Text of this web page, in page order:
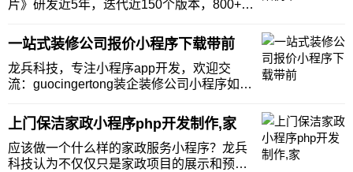
片》研发近5年，迭代近150个版本，800+代
司后，针对装修企业的痛点，专门研发这款
装企营销系统。《龙兵装企获客系统》3大
创新优势以员工为中心，赋能员工引流成交
的营
一站式装修公司报价小程序下载带前
龙兵科技，专注小程序app开发，欢迎交
流：guocingertong装企装修公司小程序如何
择的标准应该是什么样子呢？是做一个只能
展示案例的小程序吗？或者是做一个只能管
理工地的小程序，还是要做一个智能内部
上门保洁家政小程序php开发制作,家
应该做一个什么样的家政服务小程序？龙兵
科技认为不仅仅只是家政项目的展示和预